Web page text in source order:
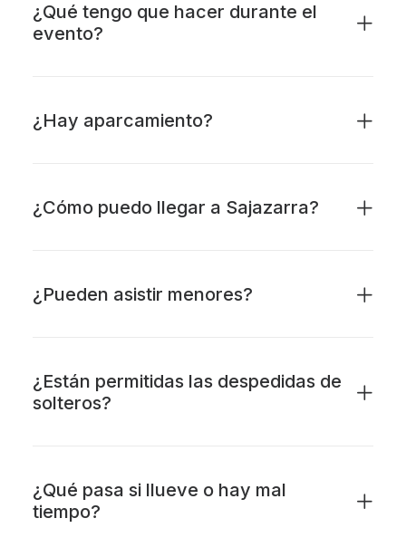
¿Qué tengo que hacer durante el
evento?
¿Hay aparcamiento?
¿Cómo puedo llegar a Sajazarra?
¿Pueden asistir menores?
¿Están permitidas las despedidas de
solteros?
¿Qué pasa si llueve o hay mal
tiempo?